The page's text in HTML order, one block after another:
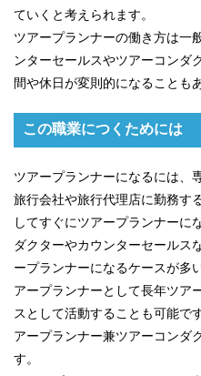
ていくと考えられます。
ツアープランナーの働き方は一
ンターセールスやツアーコンダ
間や休日が変則的になることも
この職業につくためには
ツアープランナーになるには、
旅行会社や旅行代理店に勤務す
してすぐにツアープランナーに
ダクターやカウンターセールス
ープランナーになるケースが多
アープランナーとして長年ツア
スとして活動することも可能で
アープランナー兼ツアーコンダ
す。